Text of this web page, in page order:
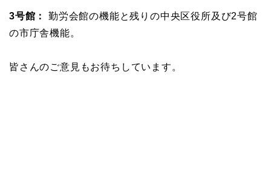
3号館：
勤労会館の機能と残りの中央区役所及び2号館
の市庁舎機能。
皆さんのご意見もお待ちしています。